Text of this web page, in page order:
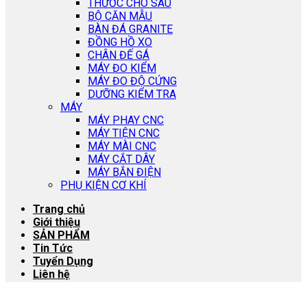
THƯỚC CHO SÂU
BỘ CĂN MẪU
BÀN ĐÁ GRANITE
ĐỒNG HỒ XO
CHÂN ĐẾ GÁ
MÁY ĐO KIỂM
MÁY ĐO ĐỘ CỨNG
DƯỠNG KIỂM TRA
MÁY
MÁY PHAY CNC
MÁY TIỆN CNC
MÁY MÀI CNC
MÁY CẮT DÂY
MÁY BẮN ĐIỆN
PHỤ KIỆN CƠ KHÍ
Trang chủ
Giới thiệu
SẢN PHẨM
Tin Tức
Tuyển Dụng
Liên hệ